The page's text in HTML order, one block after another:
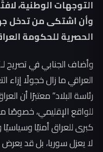
التوجهات الوطنية،
وأن اشتكى من تدخل
الحصرية للحكومة
وأضاف الجنابي في تصريح
العراقي ما زال خجولًا إزاء
رئاسة البلاد” معتبرًا أن
للواقع الإقليمي، خصوصًا
كبرى للعراق أمنيًا
لا يعزل سوريا، بل قد